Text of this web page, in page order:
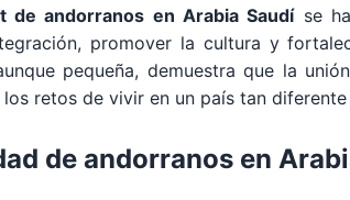
de andorranos en Arabia Saudíse ha
promover la cultura y
pequeña, demuestra que la
retos de vivir en un país tan
de andorranos en